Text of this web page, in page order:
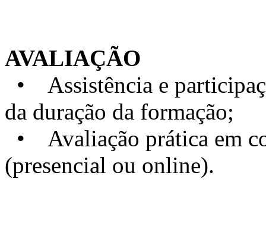
AVALIAÇÃO
• Assistência e
da duração da formação;
• Avaliação prática em
(presencial ou online).